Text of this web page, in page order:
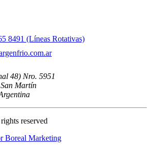
8491 (Líneas Rotativas)
48) Nro. 5951
Martín
reserved
Boreal Marketing